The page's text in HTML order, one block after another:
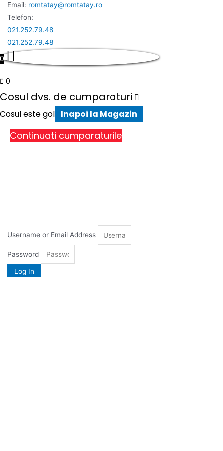
Email: romtatay@romtatay.ro
Telefon:
021.252.79.48
021.252.79.48
0
0
Cosul dvs. de cumparaturi
Cosul este gol Inapoi la Magazin
Continuati cumparaturile
Username or Email Address
Password
Log In